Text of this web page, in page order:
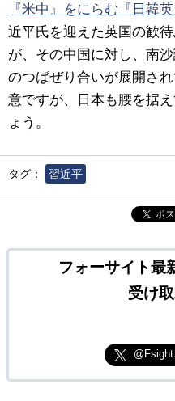
『米中』をにらむ『日韓
近平氏を迎えた英国の歓
が、その中国に対し、南
のつばぜり合いが展開さ
意ですが、日本も腰を据
ょう。
タグ： 習近平
ポ
フォーサイト最
受け取